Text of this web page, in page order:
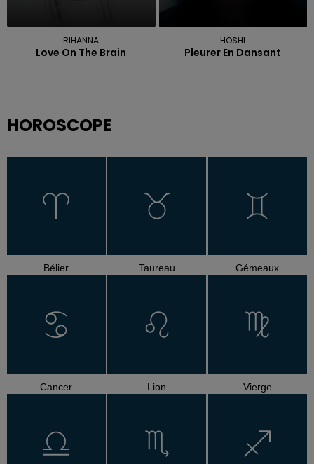
RIHANNA
Love On The Brain
HOSHI
Pleurer En Dansant
HOROSCOPE
Bélier Taureau Gémeaux
Cancer Lion Vierge